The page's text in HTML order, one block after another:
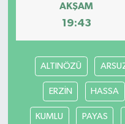
AKŞAM
19:43
ALTINÖZÜ
ERZİN HASSA
KUMLU PAYAS
Hisarcık
İlçeler
Köşe Yazıları
Kültür Sanat